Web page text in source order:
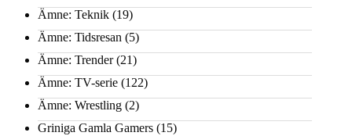
Ämne: Teknik (19)
Ämne: Tidsresan (5)
Ämne: Trender(21)
Ämne: TV-serie (122)
Ämne: Wrestling (2)
Griniga Gamla Gamers (15)